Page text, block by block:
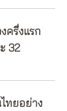
ครึ่งแรก
32
ทยอย่าง